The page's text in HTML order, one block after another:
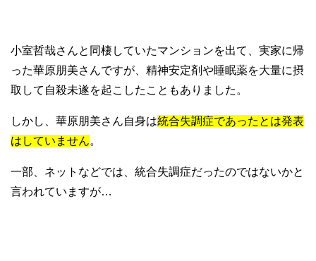
小室哲哉さんと同棲していたマンションを出て、実家に帰
った華原朋美さんですが、精神安定剤や睡眠薬を大量に摂
取して自殺未遂を起こしたこともありました。
しかし、華原朋美さん自身は統合失調症であったとは発表
はしていません。
一部、ネットなどでは、統合失調症だったのではないかと
言われていますが…